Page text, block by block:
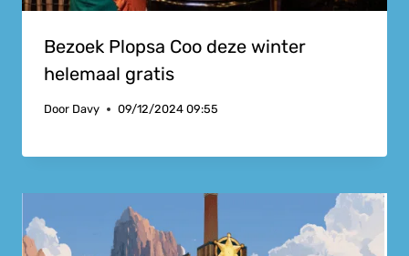
Bezoek Plopsa Coo deze winter
helemaal gratis
Door Davy 09/12/2024 09:55